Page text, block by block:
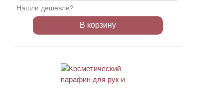
Нашли дешевле?
В корзину